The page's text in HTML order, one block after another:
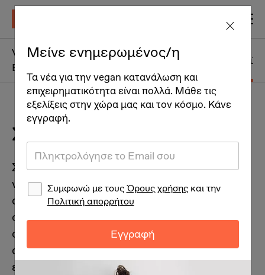
Vegan Πρωινά +
Brunch
Vegan Ορεκτικά Vegan
Σπιτικός ζωμός λαχανικών
Σπιτικός ζωμός λαχανικών, χαμηλός σε
νάτριο, χωρίς πρόσθετα λίπη, φτιαγμένος με
αγνά υλικά. Ένας απλός, υγιεινός και
οικονομικός τρόπος να προσθέσεις γεύση
στα φαγητά σου. Μπορείς να ακολουθήσεις
αυτήν την εύκολη συνταγή ή και να την
εμπλουτίσεις με τα αρωματικά που εσύ
Μείνε ενημερωμένος/η
Τα νέα για την vegan κατανάλωση και
επιχειρηματικότητα είναι πολλά. Μάθε τις
εξελίξεις στην χώρα μας και τον κόσμο. Κάνε
εγγραφή.
Συμφωνώ με τουςΌρους χρήσηςκαι την
Πολιτική απορρήτου
Εγγραφή